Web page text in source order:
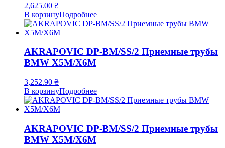
2,625.00 ₴
В корзинуПодробнее
AKRAPOVIC DP-BM/SS/2 Приемные трубы
BMW X5M/X6M
3,252.90 ₴
В корзинуПодробнее
AKRAPOVIC DP-BM/SS/2 Приемные трубы
BMW X5M/X6M